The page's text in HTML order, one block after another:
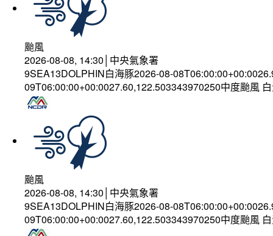
颱風
2026-08-08, 14:30│中央氣象署
9SEA13DOLPHIN白海豚2026-08-
09T06:00:00+00:0027.60,122.503343970250中度颱風
颱風
2026-08-08, 14:30│中央氣象署
9SEA13DOLPHIN白海豚2026-08-
09T06:00:00+00:0027.60,122.503343970250中度颱風